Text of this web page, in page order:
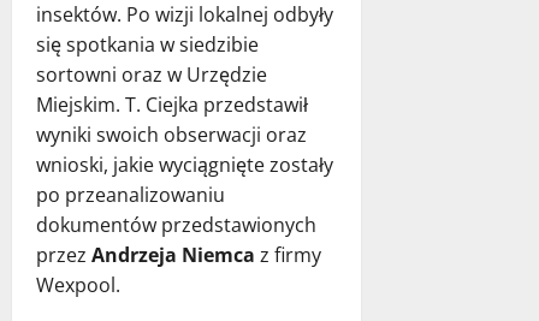
insektów. Po wizji lokalnej odbyły
się spotkania w siedzibie
sortowni oraz w Urzędzie
Miejskim. T. Ciejka przedstawił
wyniki swoich obserwacji oraz
wnioski, jakie wyciągnięte zostały
po przeanalizowaniu
dokumentów przedstawionych
przez Andrzeja Niemca z firmy
Wexpool.